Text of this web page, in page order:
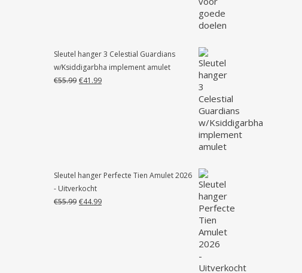
Sleutel hanger 3 Celestial Guardians
w/Ksiddigarbha implement amulet
€55.99 Oorspronkelijke
€41.99Huidige
Sleutel hanger Perfecte Tien Amulet 2026
- Uitverkocht
€55.99 Oorspronkelijke
€44.99Huidige